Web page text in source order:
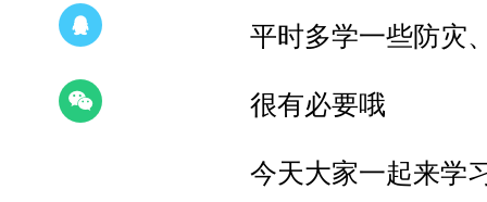
平时多学一些防灾
很有必要哦
今天大家一起来学